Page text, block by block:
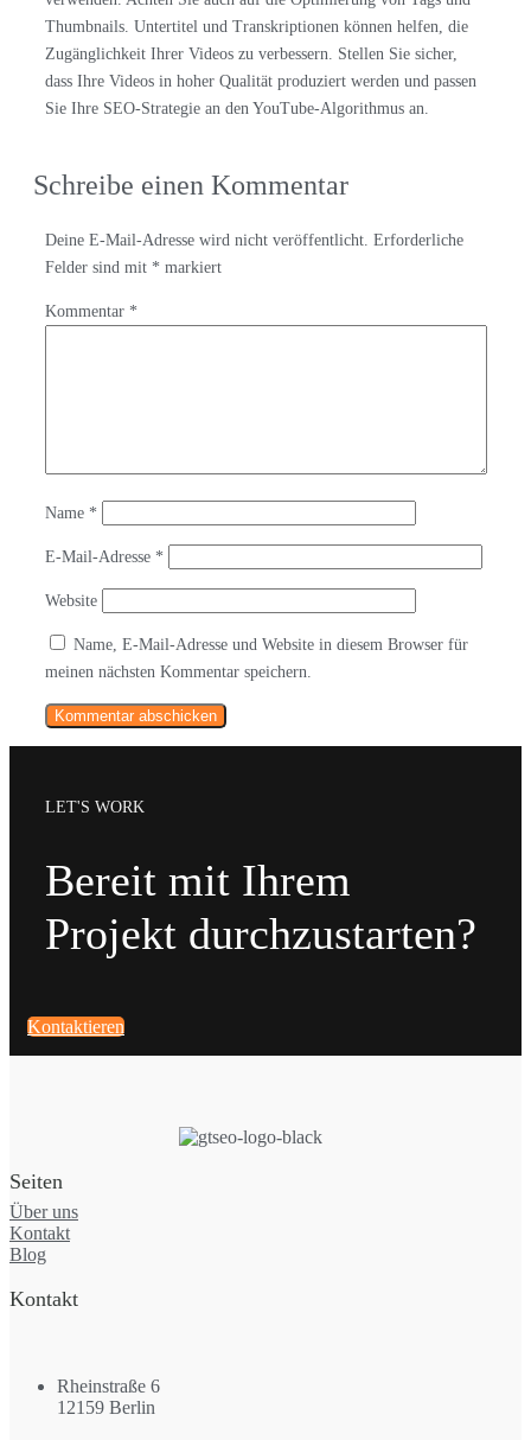
Thumbnails. Untertitel und Transkriptionen können helfen, die
Zugänglichkeit Ihrer Videos zu verbessern. Stellen Sie sicher,
dass Ihre Videos in hoher Qualität produziert werden und passen
Sie Ihre SEO-Strategie an den YouTube-Algorithmus an.
Schreibe einen Kommentar
Deine E-Mail-Adresse wird nicht veröffentlicht. Erforderliche
Felder sind mit * markiert
Kommentar *
Name *
E-Mail-Adresse *
Website
Name, E-Mail-Adresse und Website in diesem Browser für
meinen nächsten Kommentar speichern.
LET'S WORK
Bereit mit Ihrem
Projekt durchzustarten?
Kontaktieren
Seiten
Über uns
Kontakt
Blog
Kontakt
Rheinstraße 6
12159 Berlin